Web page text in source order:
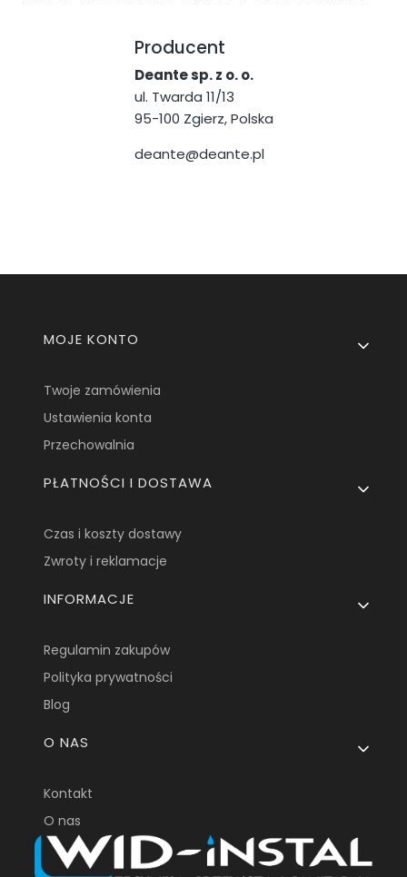
Producent
Deante sp. z o. o.
ul. Twarda 11/13
95-100 Zgierz, Polska
deante@deante.pl
Linki w stopce
MOJE KONTO
Twoje zamówienia
Ustawienia konta
Przechowalnia
PŁATNOŚCI I DOSTAWA
Czas i koszty dostawy
Zwroty i reklamacje
INFORMACJE
Regulamin zakupów
Polityka prywatności
Blog
O NAS
Kontakt
O nas